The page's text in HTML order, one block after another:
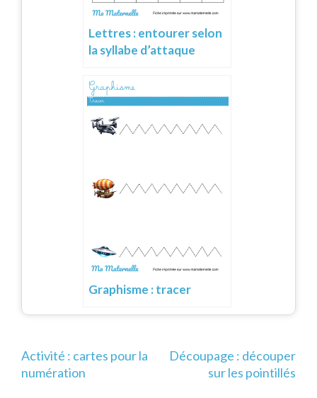
Lettres : entourer selon
la syllabe d’attaque
Graphisme : tracer
Navigation
de
Activité : cartes pour la
numération
Découpage : découper
sur les pointillés